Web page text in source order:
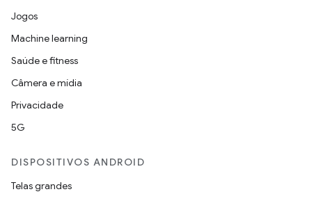
Jogos
Machine learning
Saúde e fitness
Câmera e mídia
Privacidade
5G
DISPOSITIVOS ANDROID
Telas grandes